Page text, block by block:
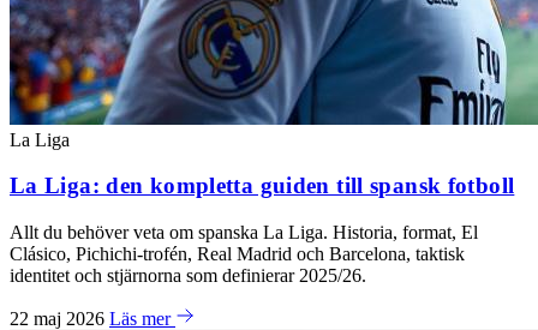
La Liga
La Liga: den kompletta guiden till spansk fotboll
Allt du behöver veta om spanska La Liga. Historia, format, El
Clásico, Pichichi-trofén, Real Madrid och Barcelona, taktisk
identitet och stjärnorna som definierar 2025/26.
22 maj 2026 Läs mer